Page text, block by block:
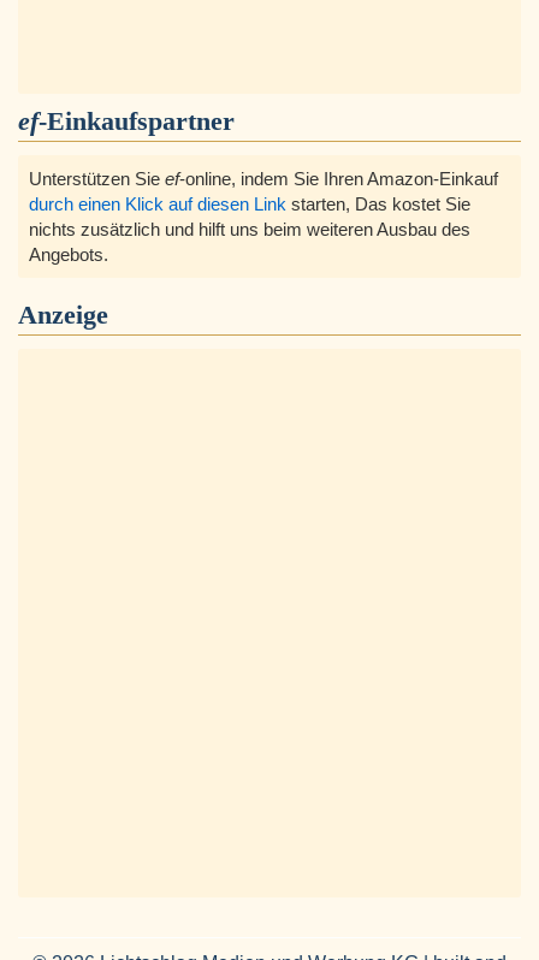
ef-Einkaufspartner
Unterstützen Sie ef-online, indem Sie Ihren Amazon-Einkauf
durch einen Klick auf diesen Link starten, Das kostet Sie
nichts zusätzlich und hilft uns beim weiteren Ausbau des
Angebots.
Anzeige